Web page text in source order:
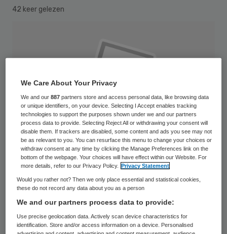
42 keer gelezen
Het VU medisch centrum gaat bij de
werving van nieuw personeel actief gebruik
maken van social media. De nadruk in het
We Care About Your Privacy
We and our887 partners store and access personal data, like browsing data
or unique identifiers, on your device. Selecting I Accept enables tracking
technologies to support the purposes shown under we and our partners
process data to provide. Selecting Reject All or withdrawing your consent will
disable them. If trackers are disabled, some content and ads you see may not
be as relevant to you. You can resurface this menu to change your choices or
withdraw consent at any time by clicking the Manage Preferences link on the
bottom of the webpage. Your choices will have effect within our Website. For
more details, refer to our Privacy Policy.
Privacy Statement
Would you rather not? Then we only place essential and statistical cookies,
these do not record any data about you as a person
We and our partners process data to provide:
Use precise geolocation data. Actively scan device characteristics for
identification. Store and/or access information on a device. Personalised